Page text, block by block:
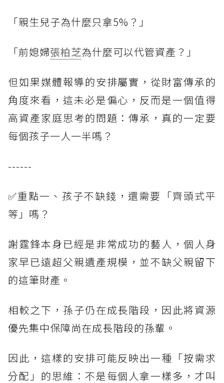
「親生兒子為什麼只拿5%？」
「前媳婦張柏芝為什麼可以代管資產？」
但如果媒體報導的安排屬實，從財富傳承的
角度來看，這未必是偏心，反而是一個值得
高資產家庭思考的問題：傳承，真的一定要
每個孩子一人一半嗎？
------
✅重點一、孩子不缺錢，還需要「齊頭式平
等」嗎？
謝霆鋒本身已經是非常成功的藝人，個人身
家早已遠超父親遺產規模，並不缺父親留下
的這筆財產。
相較之下，孫子仍在成長階段，因此將資源
優先集中保障尚在成長階段的孫輩。
因此，這樣的安排可能反映出一種「按需求
分配」的思維：不是每個人拿一樣多，才叫